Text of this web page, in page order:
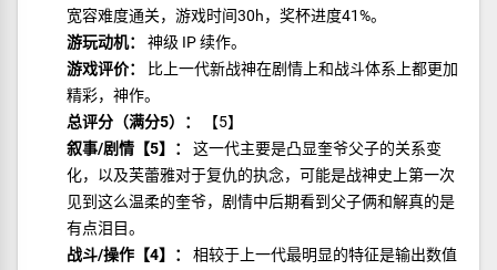
宽容难度通关，游戏时间30h，奖杯进度41%。
游玩动机：
神级 IP 续作。
游戏评价：
比上一代新战神在剧情上和战斗体系上都更加
精彩，神作。
总评分（满分5）：
【5】
叙事/剧情【5】：
这一代主要是凸显奎爷父子的关系变
化，以及芙蕾雅对于复仇的执念，可能是战神史上第一次
见到这么温柔的奎爷，剧情中后期看到父子俩和解真的是
有点泪目。
战斗/操作【4】：
相较于上一代最明显的特征是输出数值